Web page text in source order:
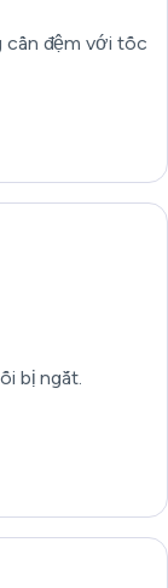
cần đệm với tốc
bị ngắt.